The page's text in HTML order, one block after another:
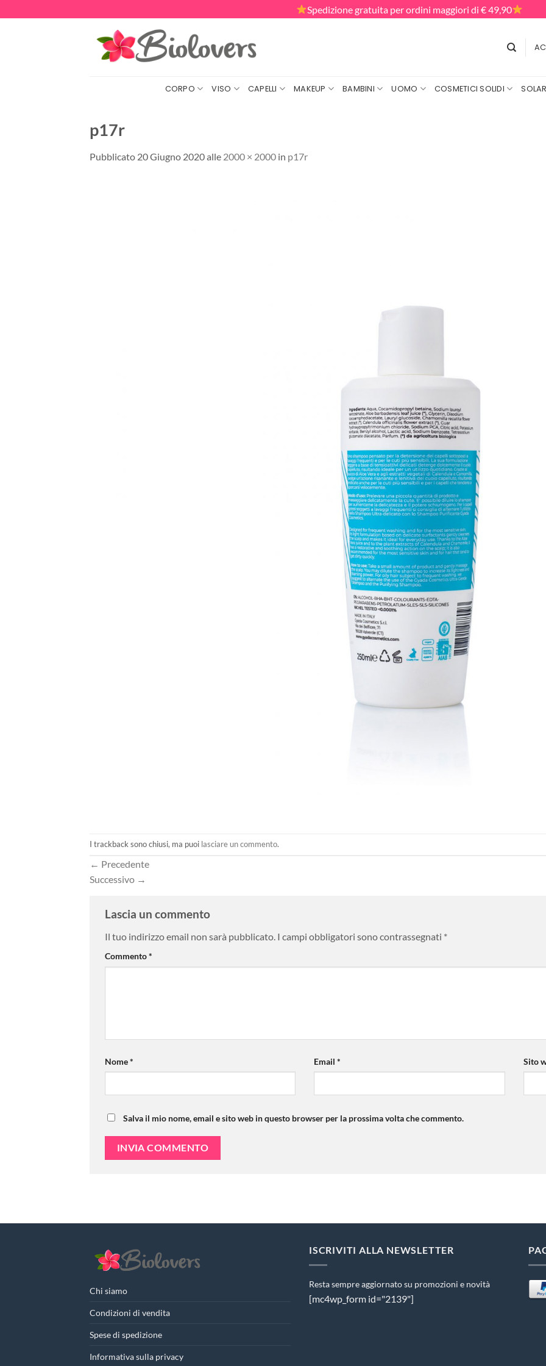
ai
Spedizione gratuita per ordini maggiori di € 49,90
CORPO VISO CAPELLI MAKEUP BAMBINI UOMO COSMETICI SOLIDI
p17r
Pubblicato 20 Giugno 2020alle 2000 × 2000 in p17r
I trackback sono chiusi, ma puoi lasciare un commento.
← Precedente
Successivo →
Lascia un commento
Il tuo indirizzo email non sarà pubblicato. I campi obbligatori sono contrassegnati *
Commento*
Nome* Email* Sito
Salva il mio nome, email e sito web in questo browser per la prossima volta che commento.
Chi siamo
Condizioni di vendita
Spese di spedizione
Informativa sulla privacy
ISCRIVITI ALLA NEWSLETTER
Resta sempre aggiornato su promozioni e novità
[mc4wp_form id="2139"]